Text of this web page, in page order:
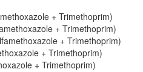
+ Trimethoprim)
+ Trimethoprim)
+ Trimethoprim)
+ Trimethoprim)
+ Trimethoprim)